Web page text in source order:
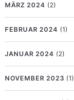
MÄRZ 2024 (2)
FEBRUAR 2024 (1)
JANUAR 2024 (2)
NOVEMBER 2023 (1)